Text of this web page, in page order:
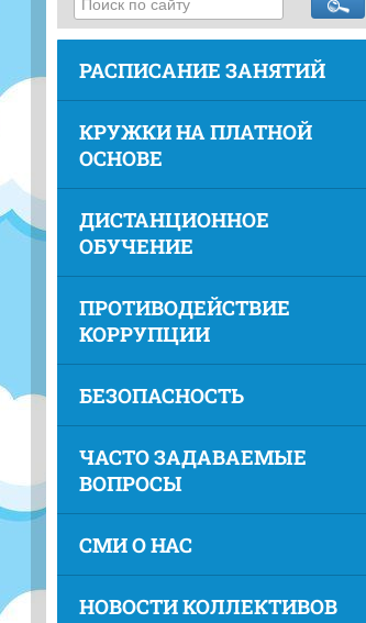
РАСПИСАНИЕ ЗАНЯТИЙ
КРУЖКИ НА ПЛАТНОЙ
ОСНОВЕ
ДИСТАНЦИОННОЕ
ОБУЧЕНИЕ
ПРОТИВОДЕЙСТВИЕ
КОРРУПЦИИ
БЕЗОПАСНОСТЬ
ЧАСТО ЗАДАВАЕМЫЕ
ВОПРОСЫ
СМИ О НАС
НОВОСТИ КОЛЛЕКТИВОВ